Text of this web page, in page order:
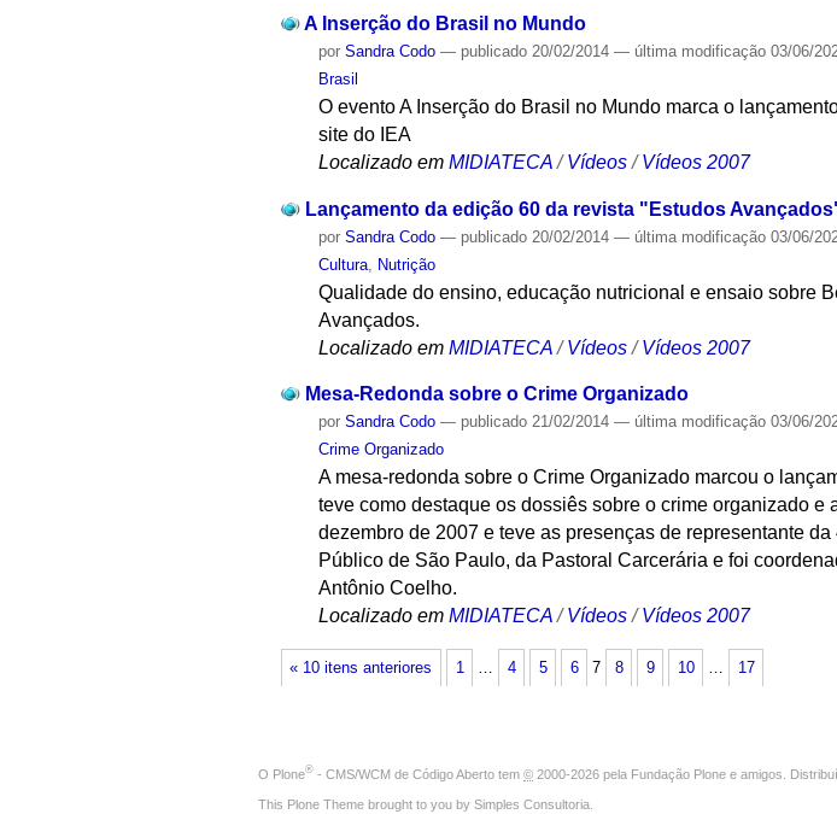
A Inserção do Brasil no Mundo
porSandra Codo — publicado 20/02/2014— última modificação 03/06/
Brasil
O evento A Inserção do Brasil no Mundo marca o
site do IEA
Localizado em MIDIATECA /Vídeos /Vídeos 2007
Lançamento da edição 60 da revista "Estudos
porSandra Codo — publicado 20/02/2014— última modificação 03/06/
Cultura Nutrição
Qualidade do ensino, educação nutricional e ensaio sobre
Avançados.
Localizado em MIDIATECA /Vídeos /Vídeos 2007
Mesa-Redonda sobre o Crime Organizado
porSandra Codo — publicado 21/02/2014— última modificação 03/06/
Crime Organizado
A mesa-redonda sobre o Crime Organizado marcou o
teve como destaque os dossiês sobre o crime organizado
dezembro de 2007 e teve as presenças de representante
Público de São Paulo, da Pastoral Carcerária e foi
Antônio Coelho.
Localizado em MIDIATECA /Vídeos /Vídeos 2007
« 10 itens anteriores 1 4 5 6 7 8 9 10 17
O Plone® - CMS/WCM de Código Aberto tem © 2000-2026 pela Fundação Plone e amigos.
This Plone Theme brought to you by Simples Consultoria